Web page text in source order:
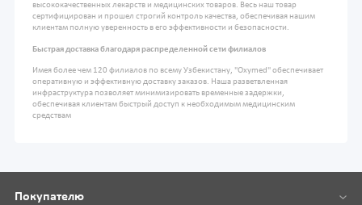
высококачественных лекарств и медицинских товаров. Весь наш товар
сертифицирован и прошел строгий контроль качества, обеспечивая нашим
клиентам полную уверенность в его эффективности и безопасности.
Быстрая доставка благодаря распределенной сети филиалов
Имея более чем 120 филиалов по всему Узбекистану, "Oxymed" обеспечивает
оперативную и эффективную доставку заказов. Наша разветвленная
инфраструктура позволяет минимизировать временные задержки,
обеспечивая клиентам быстрый доступ к необходимым медицинским
средствам
Покупателю